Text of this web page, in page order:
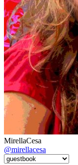
MirellaCesa
@mirellacesa